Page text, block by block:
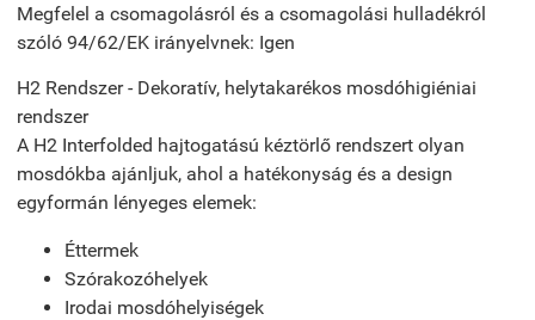
Megfelel a csomagolásról és a csomagolási hulladékról
szóló 94/62/EK irányelvnek: Igen
H2 Rendszer - Dekoratív, helytakarékos mosdóhigiéniai
rendszer
A H2 Interfolded hajtogatású kéztörlő rendszert olyan
mosdókba ajánljuk, ahol a hatékonyság és a design
egyformán lényeges elemek:
Éttermek
Szórakozóhelyek
Irodai mosdóhelyiségek